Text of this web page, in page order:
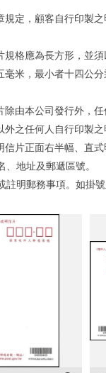
定，顧客自行印製
規格應為長方形，並
毫米，最小者十四公
除由本公司發行外，
之任何人自行印製
片正面右半幅、直
地址及郵遞區號。
註明郵務事項。如掛號